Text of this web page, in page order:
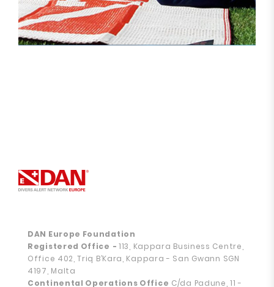
DAN Europe Foundation
Registered Office -113, Kappara Business Centre,
Office 402, Triq B’Kara, Kappara - San Gwann SGN
4197, Malta
Continental Operations Office C/da Padune, 11 -